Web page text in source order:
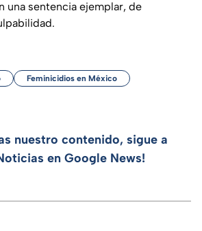
una sentencia ejemplar, de
Feminicidios en México
nuestro contenido, sigue a
en Google News!